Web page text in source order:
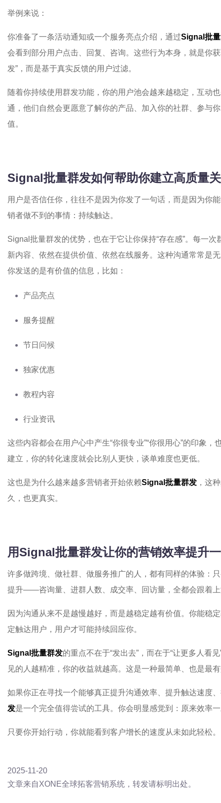
举例来说：
你准备了一条活动通知或一个服务亮点介绍，通过Signal批
会看到部分用户点击、回复、咨询。这些行为本身，就是你
发”，而是基于真实反馈的用户过滤。
随着你持续使用群发功能，你的用户池会越来越稳定，互动
通，他们自然会更愿意了解你的产品、加入你的社群、参与
值。
Signal批量群发如何帮助你建立高质量
用户是否信任你，往往不是因为你发了一句话，而是因为你
销者做不到的事情：持续触达。
Signal批量群发的优势，也在于它让你保持“存在感”。每一
新内容、依然在提供价值、依然在线服务。这种沟通常常是
你发送的是有价值的信息，比如：
产品亮点
服务提醒
节日问候
独家优惠
教程内容
行业资讯
这些内容都会在用户心中产生“你很专业”“你很用心”的印象
建立，你的转化速度就会比别人更快，谈单难度也更低。
这也是为什么越来越多营销者开始依赖Signal批量群发 ，这
久，也更真实。
用Signal批量群发让你的营销效率提升
许多做跨境、做社群、做服务推广的人，都有同样的体验：
提升——咨询量、进群人数、成交率、回访量，全都会跟着
因为沟通从来不是越慢越好，而是越稳定越有价值。你能稳
定触达用户，用户才可能持续回应你。
Signal批量群发的重点不在于“发出去”，而在于“让更多人看
见的人越精准，你的收益就越高。这是一种最简单、也是最
如果你正在寻找一个能够真正提升沟通效率、提升触达速度
发是一个完全值得尝试的工具。你会明显感觉到：原来效率
只要你开始行动，你就能看到客户增长的速度从未如此轻松。
2025-11-20
文章来自XONE全球拓客营销系统，转发请标明出处。